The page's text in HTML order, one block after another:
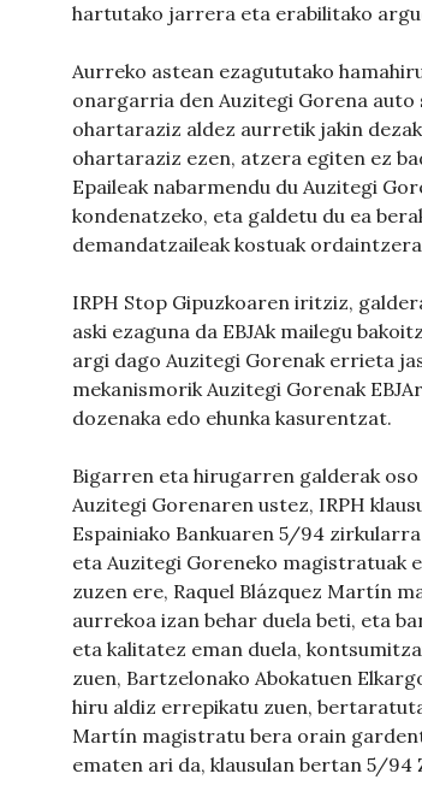
hartutako jarrera eta erabilitako
Aurreko astean ezagututako
onargarria den Auzitegi Gorena
ohartaraziz aldez aurretik jakin
ohartaraziz ezen, atzera egiten ez
Epaileak nabarmendu du Auzitegi
kondenatzeko, eta galdetu du ea
demandatzaileak kostuak
IRPH Stop Gipuzkoaren iritziz,
aski ezaguna da EBJAk mailegu
argi dago Auzitegi Gorenak errieta
mekanismorik Auzitegi Gorenak
dozenaka edo ehunka kasurentzat.
Bigarren eta hirugarren galderak
Auzitegi Gorenaren ustez, IRPH
Espainiako Bankuaren 5/94
eta Auzitegi Goreneko magistratuak
zuzen ere, Raquel Blázquez Martín
aurrekoa izan behar duela beti, eta
eta kalitatez eman duela,
zuen, Bartzelonako Abokatuen
hiru aldiz errepikatu zuen,
Martín magistratu bera orain
ematen ari da, klausulan bertan 5/